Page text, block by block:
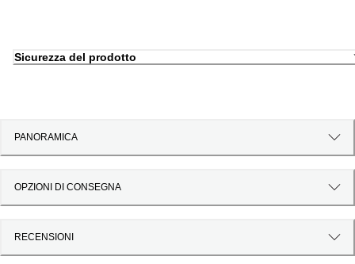
Sicurezza del prodotto
PANORAMICA
OPZIONI DI CONSEGNA
RECENSIONI